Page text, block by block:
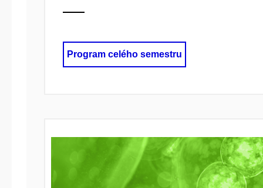
Program celého semestru